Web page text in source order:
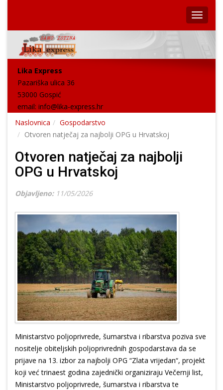
Lika Express
Pazariška ulica 36
53000 Gospić
email: info@lika-express.hr
Naslovnica
Gospodarstvo
Otvoren natječaj za najbolji OPG u Hrvatskoj
Otvoren natječaj za najbolji
OPG u Hrvatskoj
Objavljeno: 11/05/2026
Ministarstvo poljoprivrede, šumarstva i ribarstva poziva sve
nositelje obiteljskih poljoprivrednih gospodarstava da se
prijave na 13. izbor za najbolji OPG “Zlata vrijedan“, projekt
koji već trinaest godina zajednički organiziraju Večernji list,
Ministarstvo poljoprivrede, šumarstva i ribarstva te